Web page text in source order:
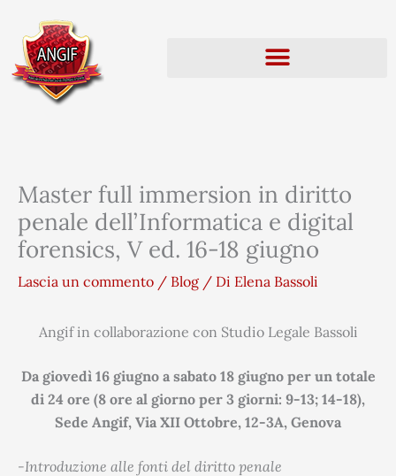
contenuto
Master full immersion in diritto
penale dell’Informatica e digital
forensics, V ed. 16-18 giugno
Lascia un commento / Blog / Di Elena Bassoli
Angif in collaborazione con Studio Legale Bassoli
Da giovedì 16 giugno a sabato 18 giugno per un totale
di 24 ore (8 ore al giorno per 3 giorni: 9-13; 14-18),
Sede Angif, Via XII Ottobre, 12-3A, Genova
-Introduzione alle fonti del diritto penale